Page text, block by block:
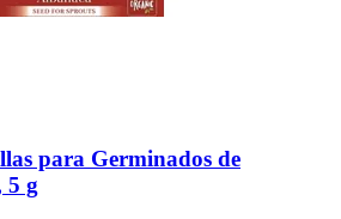
para Germinados de
5 g